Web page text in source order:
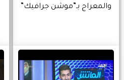
والمعراج بـ”موشن جرافيك”